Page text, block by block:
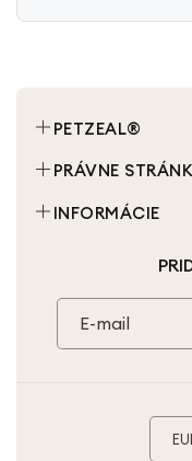
PETZEAL®
Chat
PRÁVNE
Podmienky
Zásady
Politika vrátenia
Právne
INFORMÁCIE
Partnerstvo
Môj Účet
E-mail